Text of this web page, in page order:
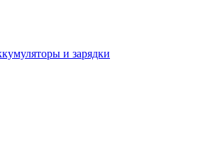
и зарядки